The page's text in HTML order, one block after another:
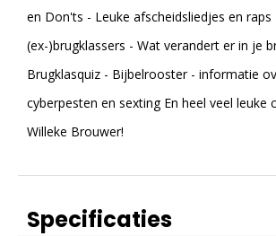
en Don'ts - Leuke afscheidsliedjes en raps
(ex-)brugklassers - Wat verandert er in je
Brugklasquiz - Bijbelrooster - informatie
cyberpesten en sexting En heel veel leuke
Willeke Brouwer!
Specificaties